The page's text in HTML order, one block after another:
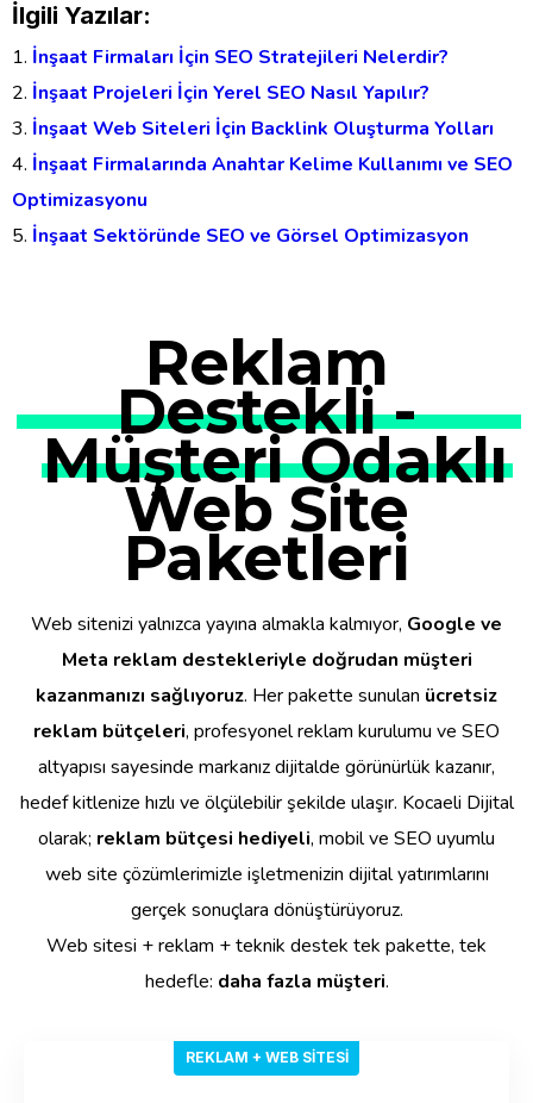
İlgili Yazılar:
İnşaat Firmaları İçin SEO Stratejileri Nelerdir?
İnşaat Projeleri İçin Yerel SEO Nasıl Yapılır?
İnşaat Web Siteleri İçin Backlink Oluşturma Yolları
İnşaat Firmalarında Anahtar Kelime Kullanımı ve SEO
Optimizasyonu
İnşaat Sektöründe SEO ve Görsel Optimizasyon
Reklam
Destekli -
Müşteri Odaklı
Web Site
Paketleri
Web sitenizi yalnızca yayına almakla kalmıyor, Google ve
Meta reklam destekleriyle doğrudan müşteri
kazanmanızı sağlıyoruz. Her pakette sunulan ücretsiz
reklam bütçeleri, profesyonel reklam kurulumu ve SEO
altyapısı sayesinde markanız dijitalde görünürlük kazanır,
hedef kitlenize hızlı ve ölçülebilir şekilde ulaşır. Kocaeli Dijital
olarak; reklam bütçesi hediyeli, mobil ve SEO uyumlu
web site çözümlerimizle işletmenizin dijital yatırımlarını
gerçek sonuçlara dönüştürüyoruz.
Web sitesi + reklam + teknik destek tek pakette, tek
hedefle: daha fazla müşteri.
REKLAM + WEB SITESI